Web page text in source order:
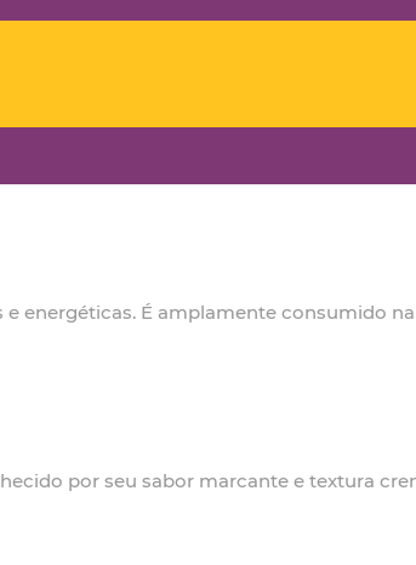
energéticas. É amplamente consumido
por seu sabor marcante e textura